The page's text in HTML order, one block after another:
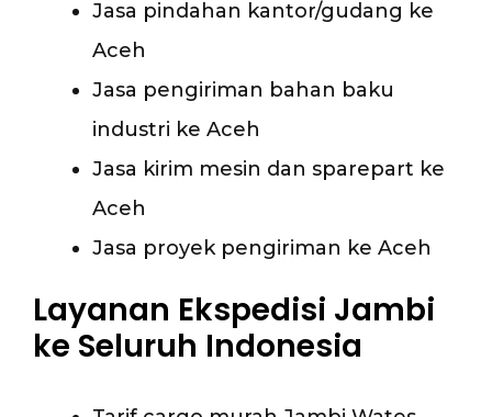
Jasa pindahan kantor/gudang ke
Aceh
Jasa pengiriman bahan baku
industri ke Aceh
Jasa kirim mesin dan sparepart ke
Aceh
Jasa proyek pengiriman ke Aceh
Layanan Ekspedisi Jambi
ke Seluruh Indonesia